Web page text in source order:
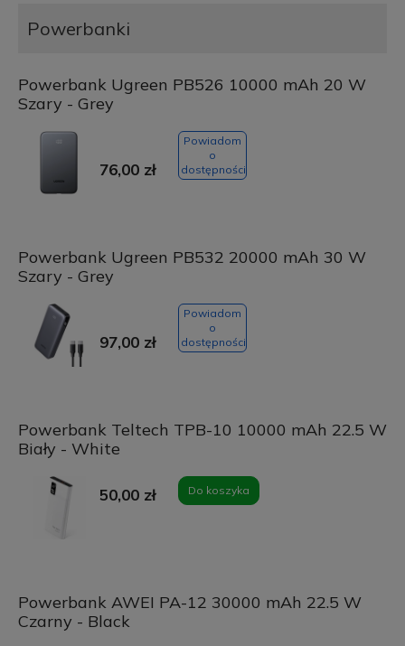
Powerbanki
Powerbank Ugreen PB526 10000 mAh 20 W
Szary - Grey
76,00 zł
Powiadom
o
dostępności
Powerbank Ugreen PB532 20000 mAh 30 W
Szary - Grey
97,00 zł
Powiadom
o
dostępności
Powerbank Teltech TPB-10 10000 mAh 22.5 W
Biały - White
50,00 zł Do koszyka
Powerbank AWEI PA-12 30000 mAh 22.5 W
Czarny - Black